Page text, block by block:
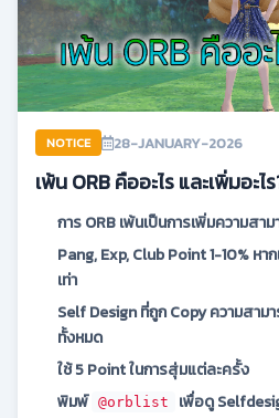
NOTICE 28-JANUARY-2026
เพ้น ORB คืออะไร และเพิ่มอะไ
การ ORB เพ้นเป็นการเพิ่มความสา
Pang, Exp, Club Point 1-10% หา
เท่า
Self Design ที่ถูก Copy ความสาม
ทั้งหมด
ใช้ 5 Point ในการสุ่มแต่ละครั้ง
พิมพ์ @orblist เพื่อดู